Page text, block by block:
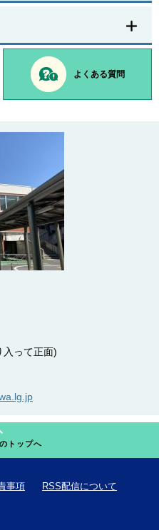
よくある質問
って正面)
トップへ
事項
RSS配信について